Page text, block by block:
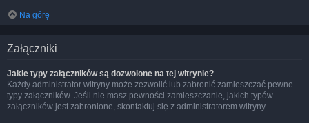
Na górę
Załączniki
Jakie typy załączników są dozwolone na tej witrynie?
Każdy administrator witryny może zezwolić lub zabronić zamieszczać pewne
typy załączników. Jeśli nie masz pewności zamieszczanie, jakich typów
załączników jest zabronione, skontaktuj się z administratorem witryny.